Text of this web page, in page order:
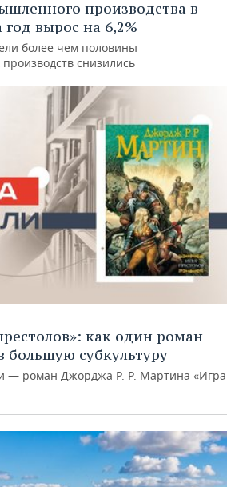
производства в
год вырос на 6,2%
более чем половины
снизились
как один роман
большую субкультуру
— роман Джорджа Р. Р. Мартина «Игра